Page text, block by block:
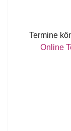
Termine
Online